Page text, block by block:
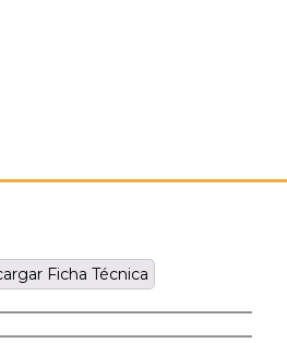
Ficha Técnica